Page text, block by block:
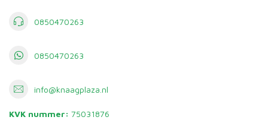
0850470263
0850470263
info@knaagplaza.nl
KVK nummer: 75031876